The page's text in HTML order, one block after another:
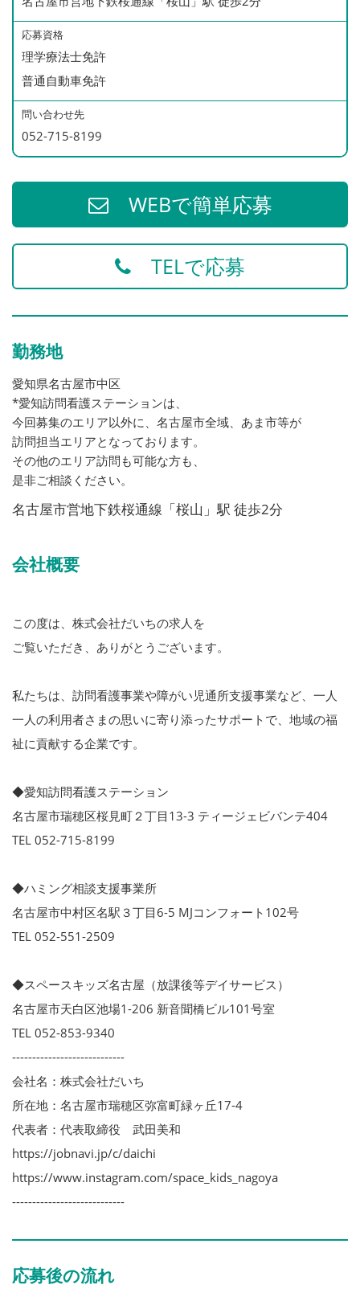
相談ください。
応募資格
理学療法士免許
普通自動車免許
問い合わせ先
052-715-8199
WEBで簡単応募
TELで応募
勤務地
愛知県名古屋市中区
*愛知訪問看護ステーションは、
今回募集のエリア以外に、名古屋市全域、あま市等が
訪問担当エリアとなっております。
その他のエリア訪問も可能な方も、
是非ご相談ください。
名古屋市営地下鉄桜通線「桜山」駅 徒歩2分
会社概要
この度は、株式会社だいちの求人を
ご覧いただき、ありがとうございます。
私たちは、訪問看護事業や障がい児通所支援事業など、一人
一人の利用者さまの思いに寄り添ったサポートで、地域の福
祉に貢献する企業です。
◆愛知訪問看護ステーション
名古屋市瑞穂区桜見町２丁目13-3 ティージェビバンテ404
TEL 052-715-8199
◆ハミング相談支援事業所
名古屋市中村区名駅３丁目6-5 MJコンフォート102号
TEL 052-551-2509
◆スペースキッズ名古屋（放課後等デイサービス）
名古屋市天白区池場1-206 新音聞橋ビル101号室
TEL 052-853-9340
----------------------------
会社名：株式会社だいち
所在地：名古屋市瑞穂区弥富町緑ヶ丘17-4
代表者：代表取締役 武田美和
https://jobnavi.jp/c/daichi
https://www.instagram.com/space_kids_nagoya
----------------------------
応募後の流れ